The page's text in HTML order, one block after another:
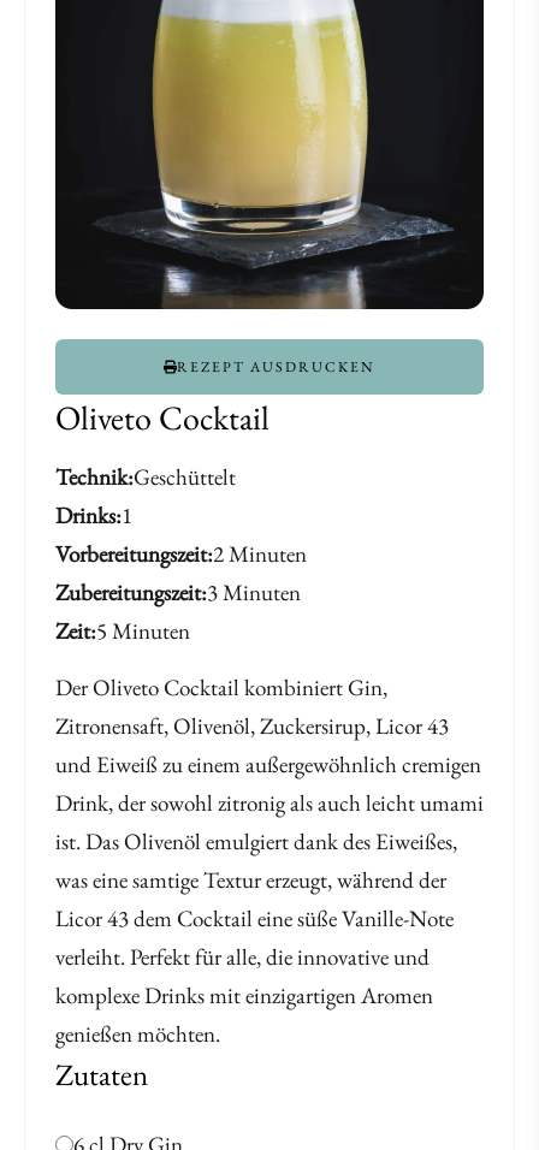
Oliveto Cocktail
Technik Geschüttelt
Drinks 1
Vorbereitungszeit 2 Minuten
Zubereitungszeit 3 Minuten
Zeit 5 Minuten
Der Oliveto Cocktail kombiniert Gin,
Zitronensaft, Olivenöl, Zuckersirup, Licor 43
und Eiweiß zu einem außergewöhnlich cremigen
Drink, der sowohl zitronig als auch leicht umami
ist. Das Olivenöl emulgiert dank des Eiweißes,
was eine samtige Textur erzeugt, während der
Licor 43 dem Cocktail eine süße Vanille-Note
verleiht. Perfekt für alle, die innovative und
komplexe Drinks mit einzigartigen Aromen
genießen möchten.
REZEPT AUSDRUCKEN
Zutaten